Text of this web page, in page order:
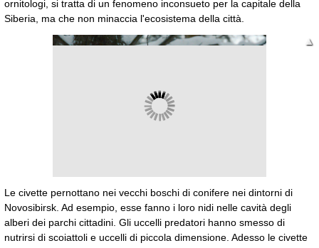
ornitologi, si tratta di un fenomeno inconsueto per la capitale della
Siberia, ma che non minaccia l'ecosistema della città.
▲
▼
Le civette pernottano nei vecchi boschi di conifere nei dintorni di
Novosibirsk. Ad esempio, esse fanno i loro nidi nelle cavità degli
alberi dei parchi cittadini. Gli uccelli predatori hanno smesso di
nutrirsi di scoiattoli e uccelli di piccola dimensione. Adesso le civette